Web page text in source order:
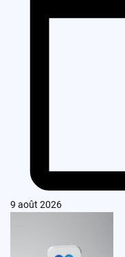
9 août 2026